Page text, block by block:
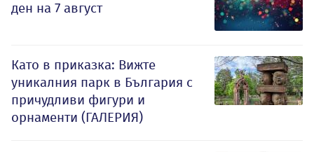
ден на 7 август
Като в приказка: Вижте
уникалния парк в България с
причудливи фигури и
орнаменти (ГАЛЕРИЯ)